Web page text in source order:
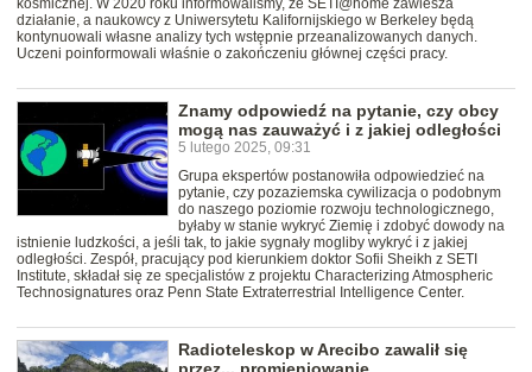
kosmicznej. W 2020 roku informowaliśmy, że SETI@home zawiesza
działanie, a naukowcy z Uniwersytetu Kalifornijskiego w Berkeley będą
kontynuowali własne analizy tych wstępnie przeanalizowanych danych.
Uczeni poinformowali właśnie o zakończeniu głównej części pracy.
Znamy odpowiedź na pytanie, czy obcy
mogą nas zauważyć i z jakiej odległości
5 lutego 2025, 09:31
Grupa ekspertów postanowiła odpowiedzieć na
pytanie, czy pozaziemska cywilizacja o podobnym
do naszego poziomie rozwoju technologicznego,
byłaby w stanie wykryć Ziemię i zdobyć dowody na
istnienie ludzkości, a jeśli tak, to jakie sygnały mogliby wykryć i z jakiej
odległości. Zespół, pracujący pod kierunkiem doktor Sofii Sheikh z SETI
Institute, składał się ze specjalistów z projektu Characterizing Atmospheric
Technosignatures oraz Penn State Extraterrestrial Intelligence Center.
Radioteleskop w Arecibo zawalił się